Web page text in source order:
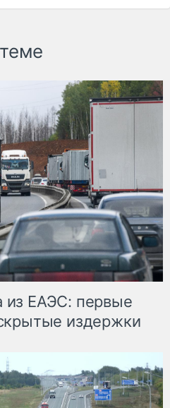
из ЕАЭС: первые
издержки